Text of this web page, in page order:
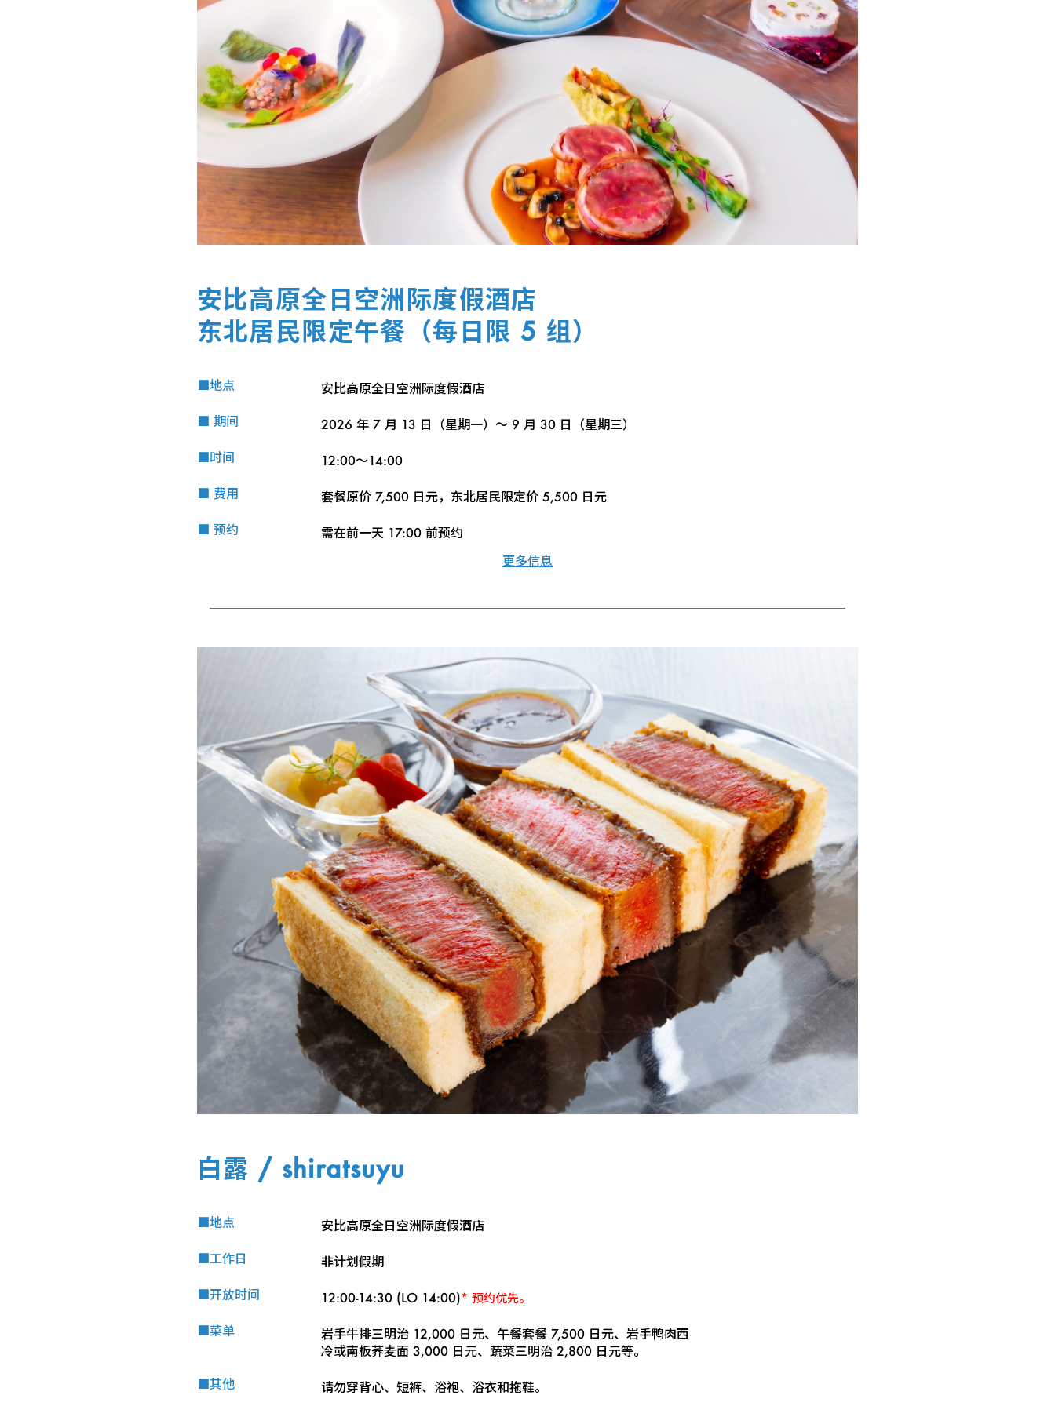
安比高原全日空洲际度假酒店
东北居民限定午餐（每日限 5 组）
■地点
安比高原全日空洲际度假酒店
■ 期间
2026 年 7 月 13 日（星期一）～ 9 月 30 日（星期三）
■时间
12:00～14:00
■ 费用
套餐原价 7,500 日元，东北居民限定价 5,500 日元
■ 预约
需在前一天 17:00 前预约
更多信息
白露 / shiratsuyu
■地点
安比高原全日空洲际度假酒店
■工作日
非计划假期
■开放时间
12:00-14:30 (LO 14:00)* 预约优先。
■菜单
岩手牛排三明治 12,000 日元、午餐套餐 7,500 日元、岩手鸭肉西
冷或南板荞麦面 3,000 日元、蔬菜三明治 2,800 日元等。
■其他
请勿穿背心、短裤、浴袍、浴衣和拖鞋。